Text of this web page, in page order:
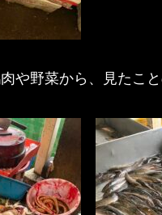
や野菜から、見たこ